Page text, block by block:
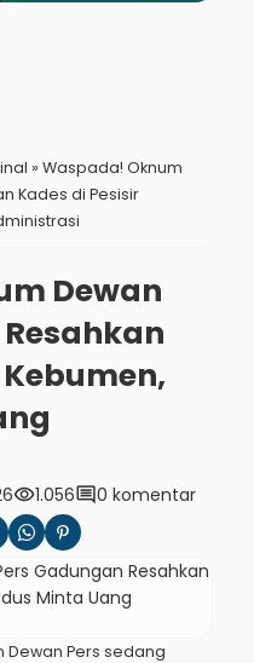
» Waspada! Oknum
Kades di Pesisir
Dewan
visibility1.056comment0 komentar
Dewan Pers sedang